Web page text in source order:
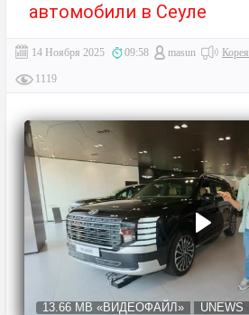
автомобили в Сеуле
14 Ноября 2025 09:58 masun Корея
1119
13.66 MB «ВИДЕОФАЙЛ» UNEWS